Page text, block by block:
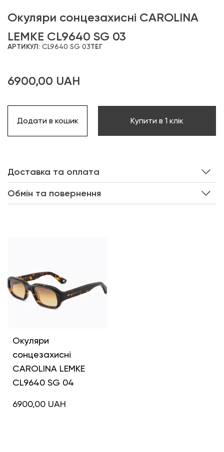
Окуляри сонцезахисні CAROLINA
LEMKE CL9640 SG 03
АРТИКУЛ: CL9640 SG 03ТЕГ
6900,00 UAH
Додати в кошик Купити в 1 клік
Доставка та оплата
Обмін та повернення
Інші кольори
Окуляри
сонцезахисні
CAROLINA LEMKE
CL9640 SG 04
6900,00 UAH